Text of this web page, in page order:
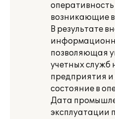
возникающие
В результате
позволяющая
учетных служб
предприятия
состояние в
Дата
эксплуатации